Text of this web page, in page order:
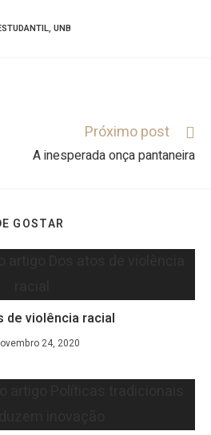
, UNB
Próximo post
A inesperada onça pantaneira
GOSTAR
de violência racial
24, 2020